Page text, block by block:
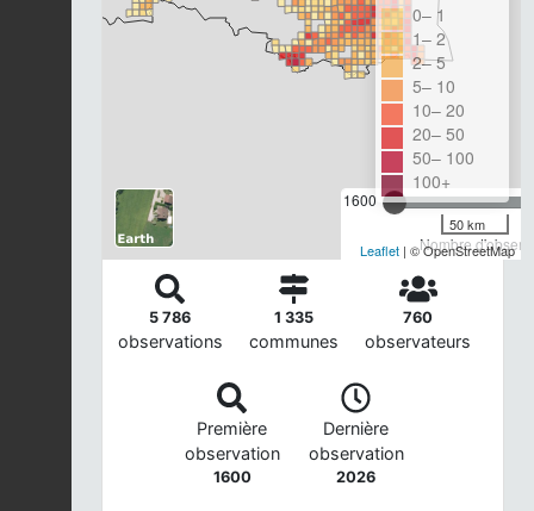
1600
Nombre
0– 1
1– 2
2– 5
5– 10
10– 20
20– 50
50– 100
100+
50 km
Leaflet | © OpenStreetMap
5 786
observations
1 335
communes
760
observateurs
Première
observation
1600
Dernière
observation
2026